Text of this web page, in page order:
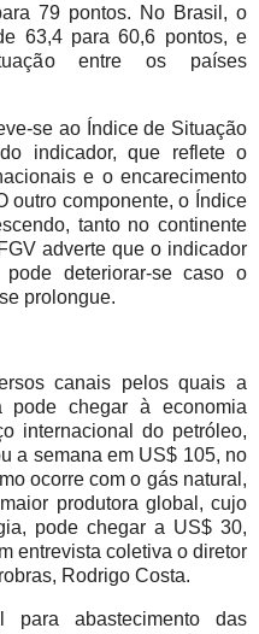
79 pontos. No Brasil, o
63,4 para 60,6 pontos, e
entre os países
se ao Índice de Situação
indicador, que reflete o
e o encarecimento
outro componente, o Índice
tanto no continente
adverte que o indicador
deteriorar-se caso o
prolongue.
canais pelos quais a
chegar à economia
internacional do petróleo,
a semana em US$ 105, no
ocorre com o gás natural,
produtora global, cujo
pode chegar a US$ 30,
entrevista coletiva o diretor
Rodrigo Costa.
abastecimento das